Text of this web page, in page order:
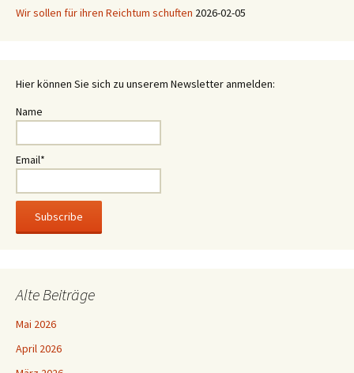
Wir sollen für ihren Reichtum schuften 2026-02-05
Hier können Sie sich zu unserem Newsletter anmelden:
Name
Email*
Alte Beiträge
Mai 2026
April 2026